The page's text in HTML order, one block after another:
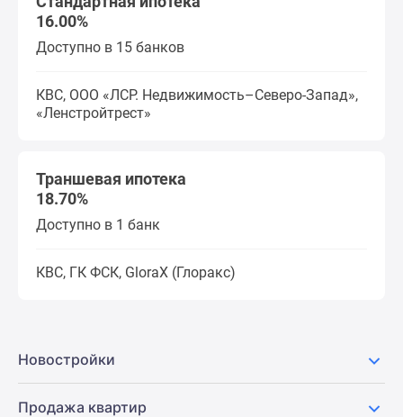
16.00%
Доступно в 15 банков
КВС, ООО «ЛСР. Недвижимость–Северо-Запад»,
«Ленстройтрест»
Траншевая ипотека
18.70%
Доступно в 1 банк
КВС, ГК ФСК, GloraX (Глоракс)
Новостройки
Продажа квартир